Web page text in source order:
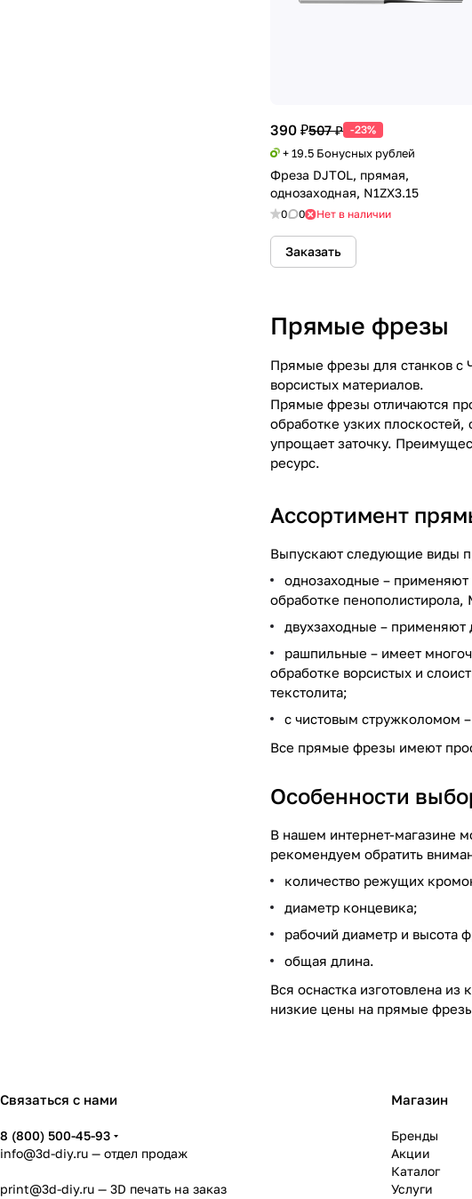
390 ₽507 ₽ -23%
+ 19.5 Бонусных рублей
Фреза DJTOL, прямая,
однозаходная, N1ZX3.15
0 0 Нет в наличии
Заказать
Прямые фрезы
Прямые фрезы для станков с
ворсистых материалов.
Прямые фрезы отличаются
обработке узких
упрощает заточку.
ресурс.
Ассортимент
Выпускают следующие виды
однозаходные – применяют
обработке
двухзаходные – применяют
рашпильные – имеет
обработке ворсистых и
текстолита;
с чистовым стружколомом
Все прямые фрезы имеют
Особенности
В нашем интернет-магазине
рекомендуем обратить
количество режущих
диаметр концевика;
рабочий диаметр и высота
общая длина.
Вся оснастка изготовлена
низкие цены на прямые
Связаться с нами
8 (800) 500-45-93
info@3d-diy.ru — отдел продаж
print@3d-diy.ru — 3D печать на заказ
Магазин
Бренды
Акции
Каталог
Услуги